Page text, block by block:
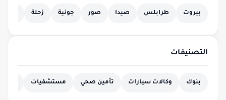
بيروت طرابلس صيدا صور جونية زحلة
التصنيفات
بنوك وكالات سيارات تأمين صحي مستشفيات